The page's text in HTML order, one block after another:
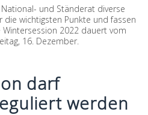
und Ständerat diverse
die wichtigsten Punkte und fassen
2022 dauert vom
16. Dezember.
darf
werden